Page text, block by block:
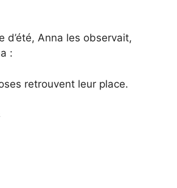
d’été, Anna les observait,
:
retrouvent leur place.